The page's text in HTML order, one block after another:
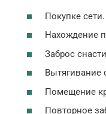
Покупке сети.
Нахождение
Заброс
Вытягивание
Помещение
Повторное